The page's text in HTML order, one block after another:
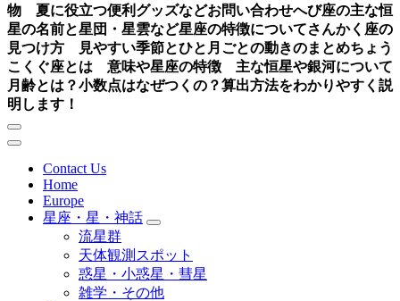
物 夏に役立つ便利グッズなどお問い合わせへび座の主な恒
星の名前と星団・星雲など星座の特徴についてさんかく座の
見つけ方 見やすい季節とひと月ごとの動きのまとめちょう
こくぐ座とは 意味や星座の特徴 主な恒星や銀河について
月齢とは？小数点はなぜつくの？算出方法をわかりやすく説
明します！
Contact Us
Home
Europe
星座・星・神話
流星群
天体観測スポット
惑星・小惑星・彗星
雑学・その他